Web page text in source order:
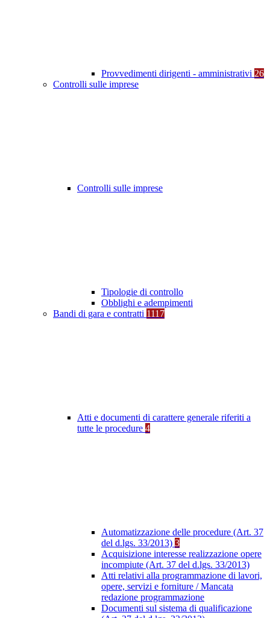
Provvedimenti dirigenti - amministrativi 26
Controlli sulle imprese
Controlli sulle imprese
Tipologie di controllo
Obblighi e adempimenti
Bandi di gara e contratti 1117
Atti e documenti di carattere generale riferiti a
tutte le procedure 4
Automatizzazione delle procedure (Art. 37
del d.lgs. 33/2013) 3
Acquisizione interesse realizzazione opere
incompiute (Art. 37 del d.lgs. 33/2013)
Atti relativi alla programmazione di lavori,
opere, servizi e forniture / Mancata
redazione programmazione
Documenti sul sistema di qualificazione